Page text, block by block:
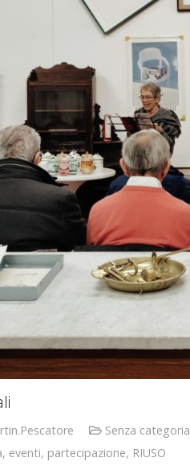
Senza categoria
, eventi, partecipazione, RIUSO